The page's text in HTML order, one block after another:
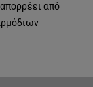
από